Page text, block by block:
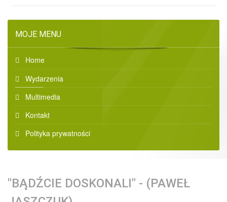
MOJE MENU
Home
Wydarzenia
Multimedia
Kontakt
Polityka prywatności
"BĄDŹCIE DOSKONALI" - (PAWEŁ